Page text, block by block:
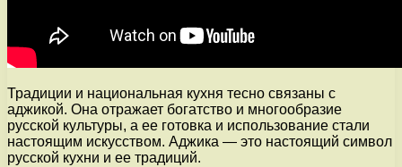
Традиции и национальная кухня тесно связаны с
аджикой. Она отражает богатство и многообразие
русской культуры, а ее готовка и использование стали
настоящим искусством. Аджика — это настоящий символ
русской кухни и ее традиций.